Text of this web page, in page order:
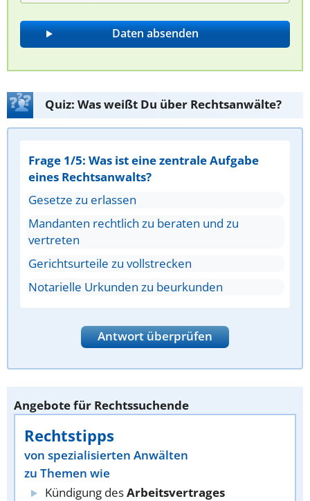
Quiz: Was weißt Du über Rechtsanwälte?
Frage 1/5: Was ist eine zentrale Aufgabe
eines Rechtsanwalts?
Gesetze zu erlassen
Mandanten rechtlich zu beraten und zu
vertreten
Gerichtsurteile zu vollstrecken
Notarielle Urkunden zu beurkunden
Antwort überprüfen
Angebote für Rechtssuchende
Rechtstipps
von spezialisierten Anwälten
zu Themen wie
Kündigung desArbeitsvertrages